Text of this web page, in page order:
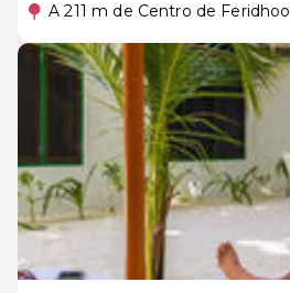
A 211 m de Centro de Feridhoo